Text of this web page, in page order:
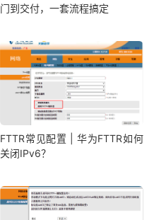
门到交付，一套流程搞定
FTTR常见配置 | 华为FTTR如何
关闭IPv6？